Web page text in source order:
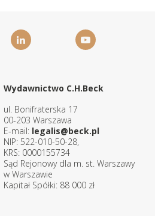
Wydawnictwo C.H.Beck
ul. Bonifraterska 17
00-203 Warszawa
E-mail: legalis@beck.pl
NIP: 522-010-50-28,
KRS: 0000155734
Sąd Rejonowy dla m. st. Warszawy
w Warszawie
Kapitał Spółki: 88 000 zł